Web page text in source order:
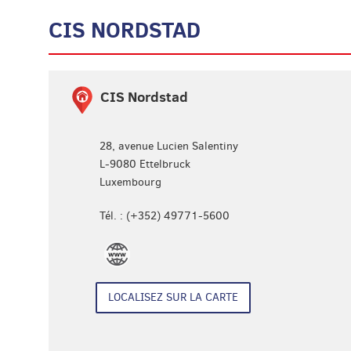
CIS NORDSTAD
l'adresse
CIS Nordstad
28, avenue Lucien Salentiny
L-9080 Ettelbruck
Luxembourg
Tél. : (+352) 49771-5600
LOCALISEZ SUR LA CARTE